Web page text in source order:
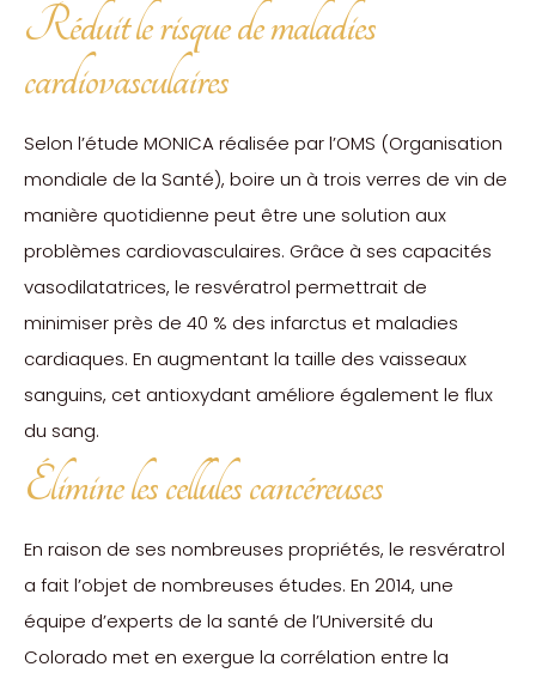
Réduit le risque de maladies
cardiovasculaires
Selon l’étude MONICA réalisée par l’OMS (Organisation
mondiale de la Santé), boire un à trois verres de vin de
manière quotidienne peut être une solution aux
problèmes cardiovasculaires. Grâce à ses capacités
vasodilatatrices, le resvératrol permettrait de
minimiser près de 40 % des infarctus et maladies
cardiaques. En augmentant la taille des vaisseaux
sanguins, cet antioxydant améliore également le flux
du sang.
Élimine les cellules cancéreuses
En raison de ses nombreuses propriétés, le resvératrol
a fait l’objet de nombreuses études. En 2014, une
équipe d’experts de la santé de l’Université du
Colorado met en exergue la corrélation entre la